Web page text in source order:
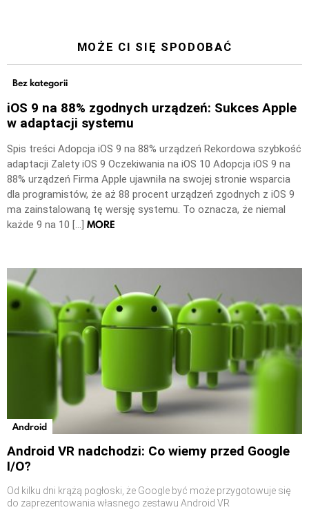
MOŻE CI SIĘ SPODOBAĆ
Bez kategorii
iOS 9 na 88% zgodnych urządzeń: Sukces Apple
w adaptacji systemu
Spis treści Adopcja iOS 9 na 88% urządzeń Rekordowa szybkość
adaptacji Zalety iOS 9 Oczekiwania na iOS 10 Adopcja iOS 9 na
88% urządzeń Firma Apple ujawniła na swojej stronie wsparcia
dla programistów, że aż 88 procent urządzeń zgodnych z iOS 9
ma zainstalowaną tę wersję systemu. To oznacza, że niemal
każde 9 na 10 […] MORE
Android
Android VR nadchodzi: Co wiemy przed Google
I/O?
Od kilku dni krążą pogłoski, że Google być może przygotowuje się
do zaprezentowania własnego zestawu Android VR